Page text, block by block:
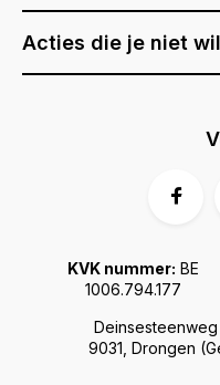
Acties die je niet
9031, Drongen
KVK nummer: BE
1006.794.177